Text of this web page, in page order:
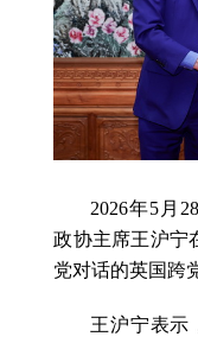
2026年5月
政协主席王沪宁
党对话的英国跨
王沪宁表示